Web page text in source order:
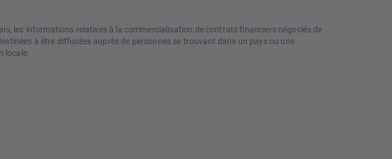
les informations relatives à la commercialisation de contrats financiers négociés de
à être diffusées auprès de personnes se trouvant dans un pays ou une
locale.